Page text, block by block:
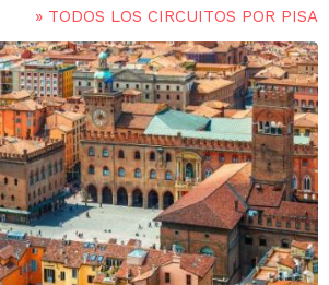
» TODOS LOS CIRCUITOS POR PISA